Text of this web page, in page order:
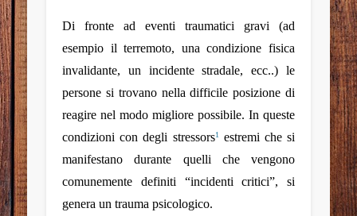
Di fronte ad eventi traumatici gravi (ad
esempio il terremoto, una condizione fisica
invalidante, un incidente stradale, ecc..) le
persone si trovano nella difficile posizione di
reagire nel modo migliore possibile. In queste
condizioni con degli stressors1estremi che si
manifestano durante quelli che vengono
comunemente definiti “incidenti critici”, si
genera un trauma psicologico.